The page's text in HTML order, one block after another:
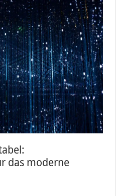
das moderne